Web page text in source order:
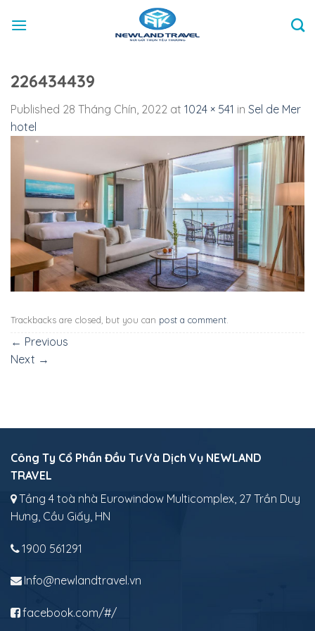
226434439
Published 28 Tháng Chín, 2022 at 1024 × 541 in Sel de Mer
hotel
Trackbacks are closed, but you can post a comment.
← Previous
Next →
Công Ty Cổ Phần Đầu Tư Và Dịch Vụ NEWLAND
TRAVEL
Tầng 4 toà nhà Eurowindow Multicomplex, 27 Trần Duy
Hưng, Cầu Giấy, HN
1900 561291
Info@newlandtravel.vn
facebook.com/#/